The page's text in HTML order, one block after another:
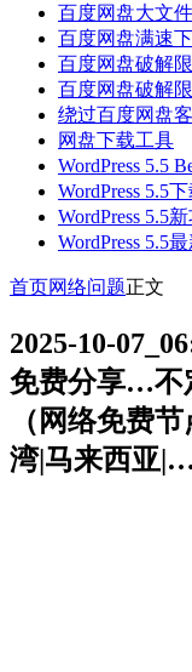
百度网盘大文
百度网盘满速
百度网盘破解
百度网盘破解
绕过百度网盘
网盘下载工具
WordPress 5.5
WordPress 5.5
WordPress 5.5
WordPress 5.5
首页网络问题正文
2025-10-
免费分享…不
（网络免费
湾|马来西亚|…